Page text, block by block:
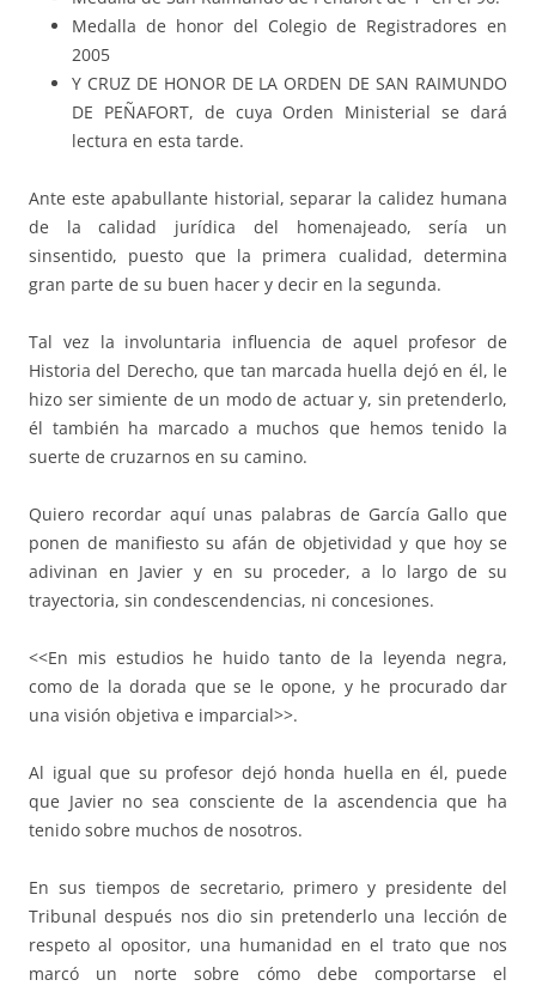
Medalla de honor del Colegio de Registradores en
2005
Y CRUZ DE HONOR DE LA ORDEN DE SAN RAIMUNDO
DE PEÑAFORT, de cuya Orden Ministerial se dará
lectura en esta tarde.
Ante este apabullante historial, separar la calidez humana
de la calidad jurídica del homenajeado, sería un
sinsentido, puesto que la primera cualidad, determina
gran parte de su buen hacer y decir en la segunda.
Tal vez la involuntaria influencia de aquel profesor de
Historia del Derecho, que tan marcada huella dejó en él, le
hizo ser simiente de un modo de actuar y, sin pretenderlo,
él también ha marcado a muchos que hemos tenido la
suerte de cruzarnos en su camino.
Quiero recordar aquí unas palabras de García Gallo que
ponen de manifiesto su afán de objetividad y que hoy se
adivinan en Javier y en su proceder, a lo largo de su
trayectoria, sin condescendencias, ni concesiones.
<<En mis estudios he huido tanto de la leyenda negra,
como de la dorada que se le opone, y he procurado dar
una visión objetiva e imparcial>>.
Al igual que su profesor dejó honda huella en él, puede
que Javier no sea consciente de la ascendencia que ha
tenido sobre muchos de nosotros.
En sus tiempos de secretario, primero y presidente del
Tribunal después nos dio sin pretenderlo una lección de
respeto al opositor, una humanidad en el trato que nos
marcó un norte sobre cómo debe comportarse el